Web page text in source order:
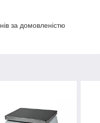
за домовленістю